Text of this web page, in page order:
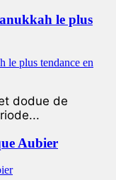
le plus
dodue de
Aubier